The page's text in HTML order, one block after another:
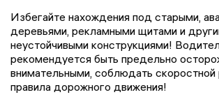
Избегайте нахождения под старыми,
деревьями, рекламными щитами и
неустойчивыми конструкциями!
рекомендуется быть предельно
внимательными, соблюдать
правила дорожного движения!